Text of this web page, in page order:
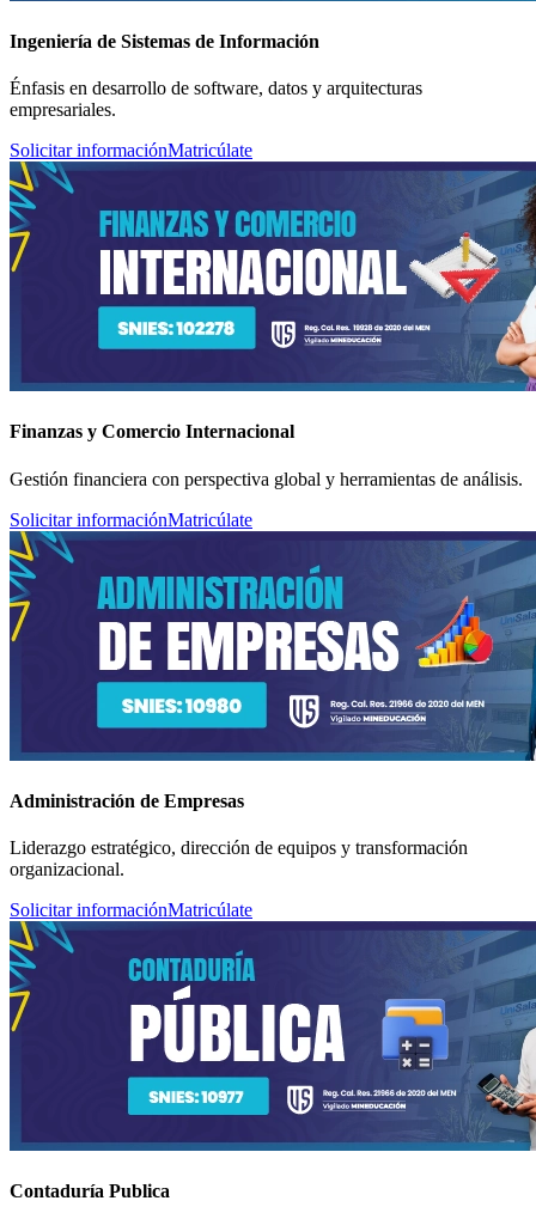
Ingeniería de Sistemas de Información
Énfasis en desarrollo de software, datos y arquitecturas
empresariales.
Solicitar informaciónMatricúlate
Finanzas y Comercio Internacional
Gestión financiera con perspectiva global y herramientas de análisis.
Solicitar informaciónMatricúlate
Administración de Empresas
Liderazgo estratégico, dirección de equipos y transformación
organizacional.
Solicitar informaciónMatricúlate
Contaduría Publica